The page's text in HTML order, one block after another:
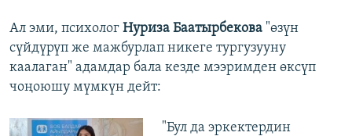
Ал эми, психолог Нуриза Баатырбекова "өзүн
сүйдүрүп же мажбурлап никеге тургузууну
каалаган" адамдар бала кезде мээримден өксүп
чоңоюшу мүмкүн дейт:
"Бул да эркектердин